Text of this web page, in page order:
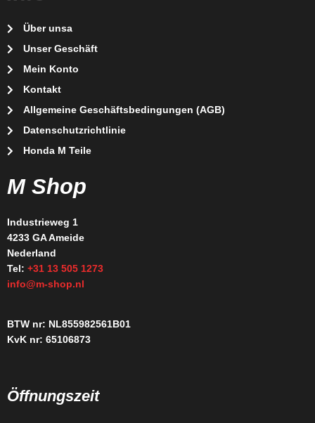
Über unsa
Unser Geschäft
Mein Konto
Kontakt
Allgemeine Geschäftsbedingungen (AGB)
Datenschutzrichtlinie
Honda M Teile
M Shop
Industrieweg 1
4233 GA Ameide
Nederland
Tel: +31 13 505 1273
info@m-shop.nl
BTW nr: NL855982561B01
KvK nr: 65106873
Öffnungszeit